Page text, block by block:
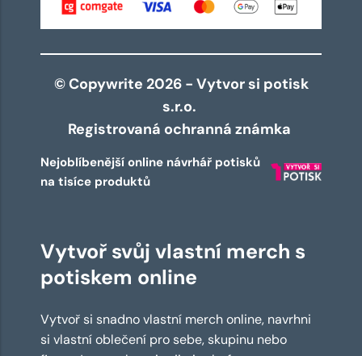
© Copywrite 2026 - Vytvor si potisk
s.r.o.
Registrovaná ochranná známka
Nejoblíbenější online návrhář potisků
na tisíce produktů
Vytvoř svůj vlastní merch s
potiskem online
Vytvoř si snadno vlastní merch online, navrhni
si vlastní oblečení pro sebe, skupinu nebo